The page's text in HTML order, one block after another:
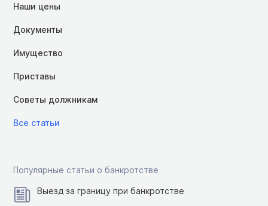
Наши цены
Документы
Имущество
Приставы
Советы должникам
Все статьи
Популярные статьи о банкротстве
Выезд за границу при банкротстве